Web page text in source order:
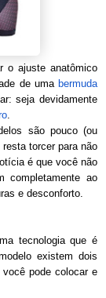
o ajuste anatômico
de uma bermuda
seja devidamente
.
são pouco (ou
torcer para não
é que você não
completamente ao
e desconforto.
tecnologia que é
existem dois
pode colocar e